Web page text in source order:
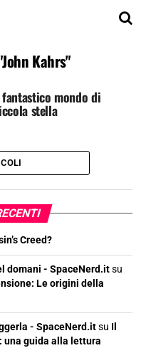
Kahrs"
mondo di
stella
Creed?
domani - SpaceNerd.itsu
Le origini della
- SpaceNerd.itsu Il
una guida alla lettura